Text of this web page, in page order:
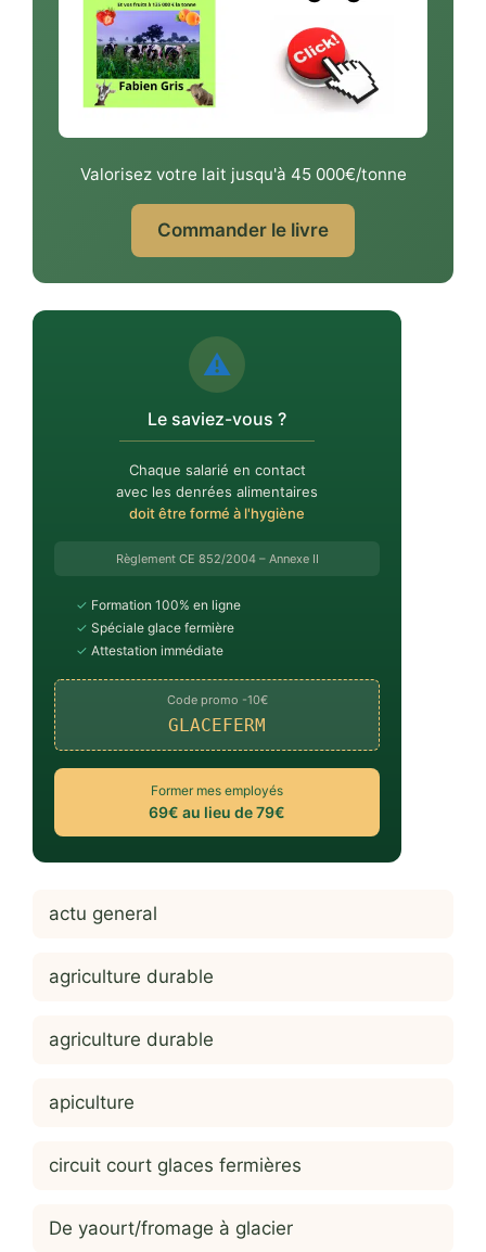
Valorisez votre lait jusqu'à 45 000€/tonne
Commander le livre
⚠️
Le saviez-vous ?
Chaque salarié en contact
avec les denrées alimentaires
doit être formé à l'hygiène
Règlement CE 852/2004 – Annexe II
✓ Formation 100% en ligne
✓ Spéciale glace fermière
✓ Attestation immédiate
Code promo -10€
GLACEFERM
Former mes employés
69€ au lieu de 79€
actu general
agriculture durable
agriculture durable
apiculture
circuit court glaces fermières
De yaourt/fromage à glacier